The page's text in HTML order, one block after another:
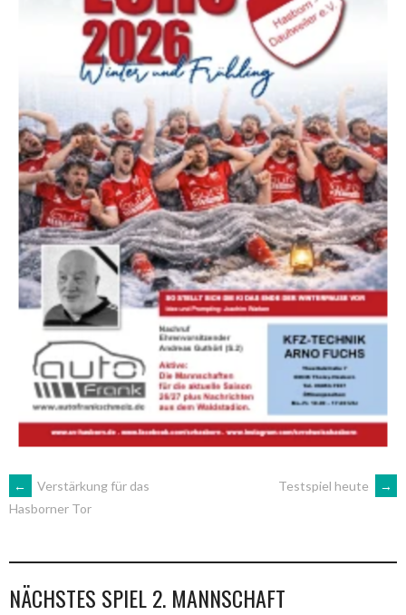
ARTIKEL-
←
Verstärkung für das
Hasborner Tor
Testspiel heute →
NÄCHSTES SPIEL 2. MANNSCHAFT